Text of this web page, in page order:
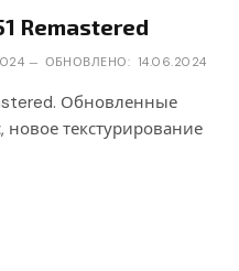
Remastered
ОБНОВЛЕНО: 14.06.2024
Обновленные
текстурирование